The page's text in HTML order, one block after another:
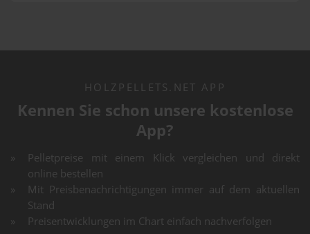
HOLZPELLETS.NET APP
Kennen Sie schon unsere kostenlose
App?
Pelletpreise mit einem Klick vergleichen und direkt
online bestellen
Mit Preisbenachrichtigungen immer auf dem aktuellen
Stand
Preisentwicklungen im Chart einfach nachverfolgen